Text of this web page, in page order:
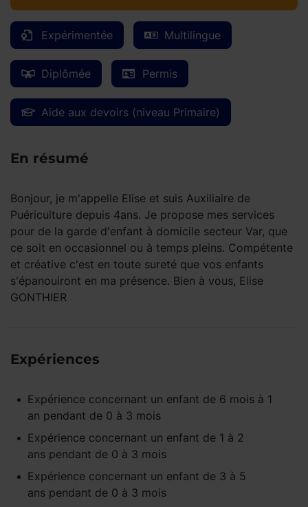
Expérimentée Multilingue
Diplômée Permis
Aide aux devoirs (niveau Primaire)
En résumé
Bonjour, je m'appelle Elise et suis Auxiliaire de
Puériculture depuis 4ans. Je propose mes services
pour de la garde d'enfant à domicile secteur Var, que
ce soit en occasionnel ou à temps pleins. Compétente
et créative c'est en toute sureté que vos enfants
s'épanouiront en ma présence. Bien à vous, Elise
GONTHIER
Expériences
Expérience concernant un enfant de 6 mois à 1
an pendant de 0 à 3 mois
Expérience concernant un enfant de 1 à 2
ans pendant de 0 à 3 mois
Expérience concernant un enfant de 3 à 5
ans pendant de 0 à 3 mois